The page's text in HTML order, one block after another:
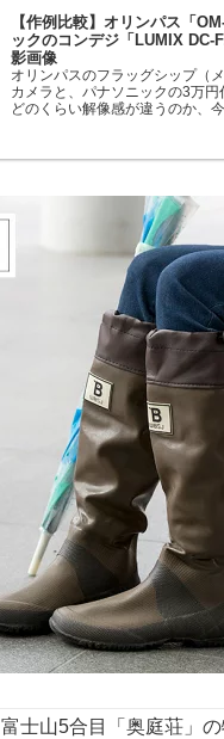
【作例比較】オリンパス「
ックのコンデジ「LUMIX DC-
影画像
オリンパスのフラッグシップ（
カメラと、パナソニックの3万円
どのくらい解像感が違うのか、
紹介します。私はコンデジを愛
が、相棒がオリンパス「OM-1
ころ、同じ被写体で...
富士山5合目「奥庭荘」